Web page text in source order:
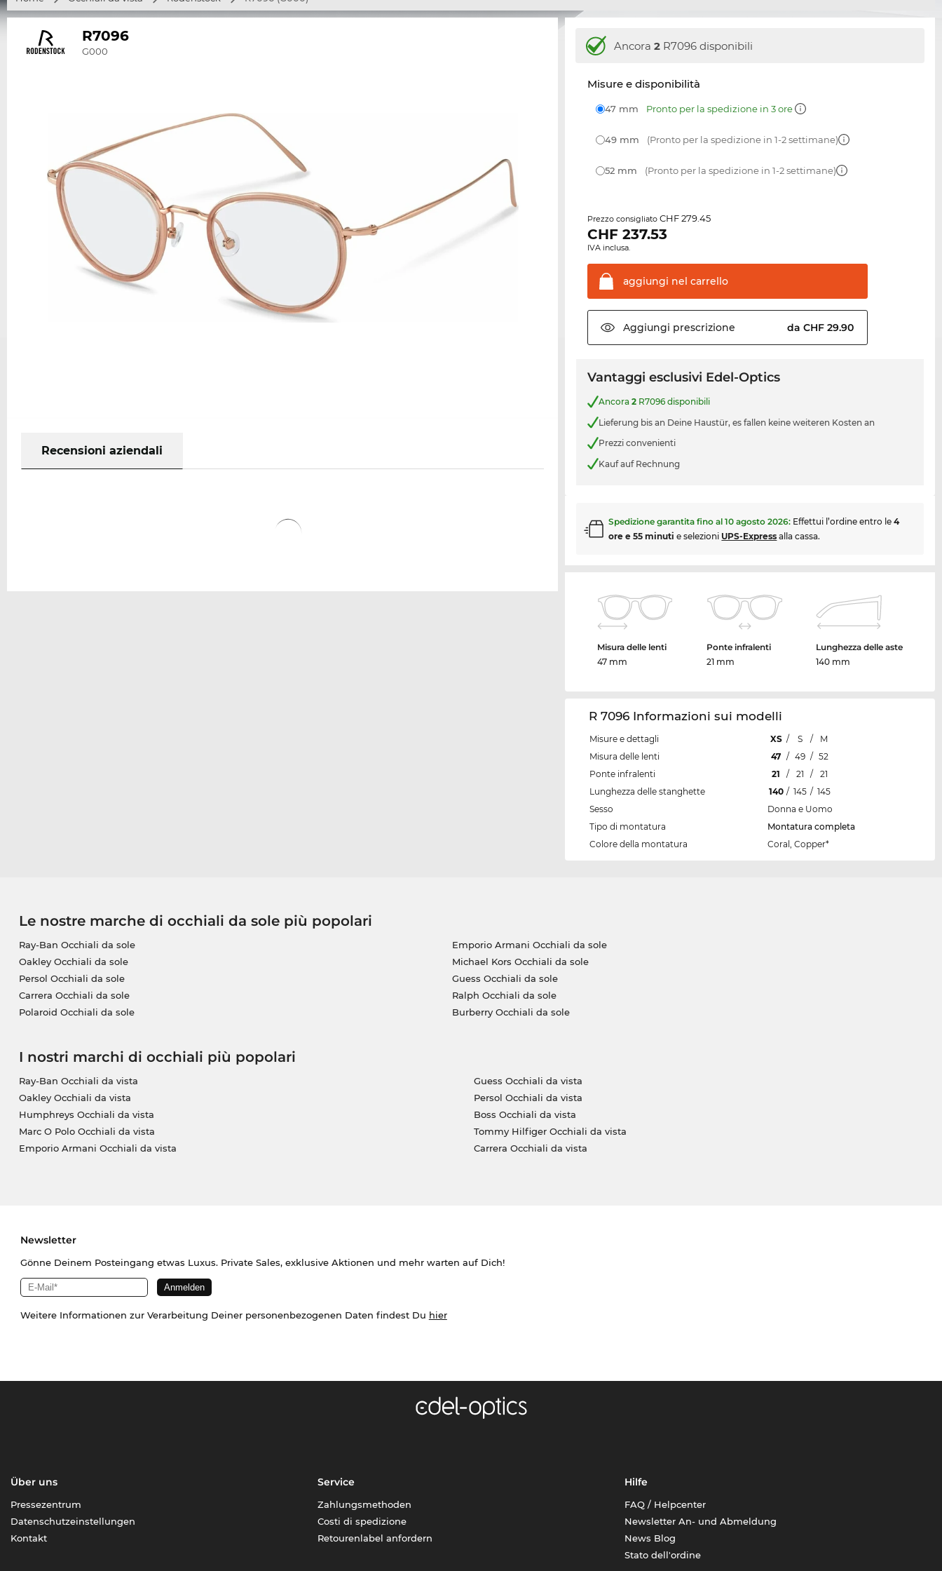
R7096
G000
Recensioni aziendali
Ancora2 R7096 disponibili
Misure e disponibilità
47 mm Pronto per la spedizione in 3 ore
49 mm (Pronto per la spedizione in 1-2 settimane)
52 mm (Pronto per la spedizione in 1-2 settimane)
Prezzo consigliatoCHF 279.45
CHF237.53
IVA inclusa.
aggiungi nel carrello
Aggiungi prescrizione da CHF 29.90
Vantaggi esclusivi Edel-Optics
Ancora2 R7096 disponibili
Lieferung bis an Deine Haustür, es fallen keine weiteren Kosten an
Prezzi convenienti
Kauf auf Rechnung
Spedizione garantita fino al10 agosto 2026: Effettui l’ordine entro le4
ore e 55 minuti e selezioni UPS-Express alla cassa.
Misura delle lenti
47 mm
Ponte infralenti
21 mm
Lunghezza delle aste
140 mm
R 7096 Informazioni sui modelli
Misure e dettagli XS / S /
M
Misura delle lenti
47 / 49 / 52
Ponte infralenti
21 / 21 /
21
Lunghezza delle stanghette
140 / 145 / 145
Sesso
Donna e Uomo
Tipo di montatura
Montatura completa
Colore della montatura
Coral, Copper*
Le nostre marche di occhiali da sole più popolari
Ray-Ban Occhiali da sole
Oakley Occhiali da sole
Persol Occhiali da sole
Carrera Occhiali da sole
Polaroid Occhiali da sole
Emporio Armani Occhiali da sole
Michael Kors Occhiali da sole
Guess Occhiali da sole
Ralph Occhiali da sole
Burberry Occhiali da sole
I nostri marchi di occhiali più popolari
Ray-Ban Occhiali da vista
Oakley Occhiali da vista
Humphreys Occhiali da vista
Marc O Polo Occhiali da vista
Emporio Armani Occhiali da vista
Guess Occhiali da vista
Persol Occhiali da vista
Boss Occhiali da vista
Tommy Hilfiger Occhiali da vista
Carrera Occhiali da vista
Newsletter
Gönne Deinem Posteingang etwas Luxus. Private Sales, exklusive Aktionen und mehr warten auf Dich!
Weitere Informationen zur Verarbeitung Deiner personenbezogenen Daten findest Du hier
Über uns
Pressezentrum
Datenschutzeinstellungen
Kontakt
Service
Zahlungsmethoden
Costi di spedizione
Retourenlabel anfordern
Hilfe
FAQ / Helpcenter
Newsletter An- und Abmeldung
News Blog
Stato dell'ordine